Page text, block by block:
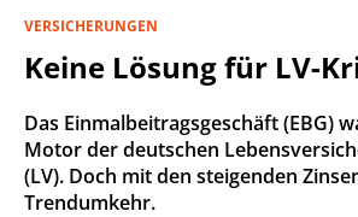
VERSICHERUNGEN
Keine Lösung für LV-
Das Einmalbeitragsgeschäft (EBG)
Motor der deutschen
(LV). Doch mit den steigenden
Trendumkehr.